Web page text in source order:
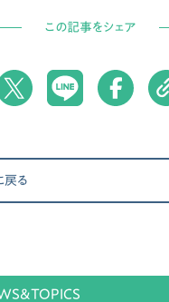
この記事をシェア
戻る